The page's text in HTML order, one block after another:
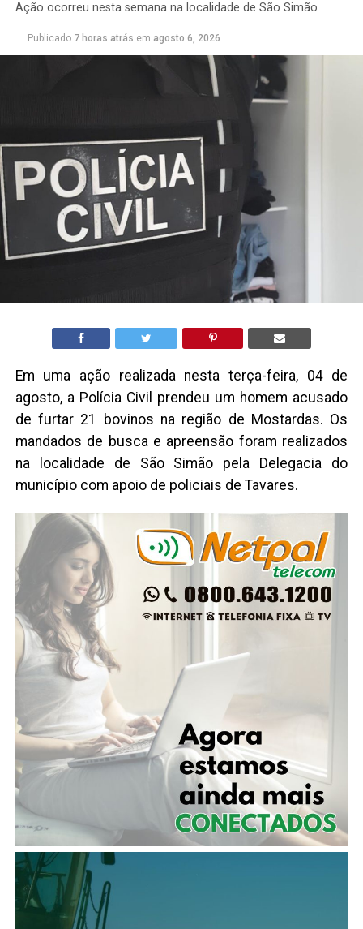
Ação ocorreu nesta semana na localidade de São Simão
Publicado 7 horas atrás em agosto 6, 2026
Em uma ação realizada nesta terça-feira, 04 de
agosto, a Polícia Civil prendeu um homem acusado
de furtar 21 bovinos na região de Mostardas. Os
mandados de busca e apreensão foram realizados
na localidade de São Simão pela Delegacia do
município com apoio de policiais de Tavares.